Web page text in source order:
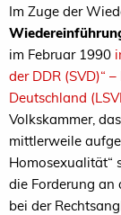
Im Zuge der
im Februar 1990
der DDR (SVD)“
Deutschland
Volkskammer,
mittlerweile
Homosexualität“
die Forderung an
bei der